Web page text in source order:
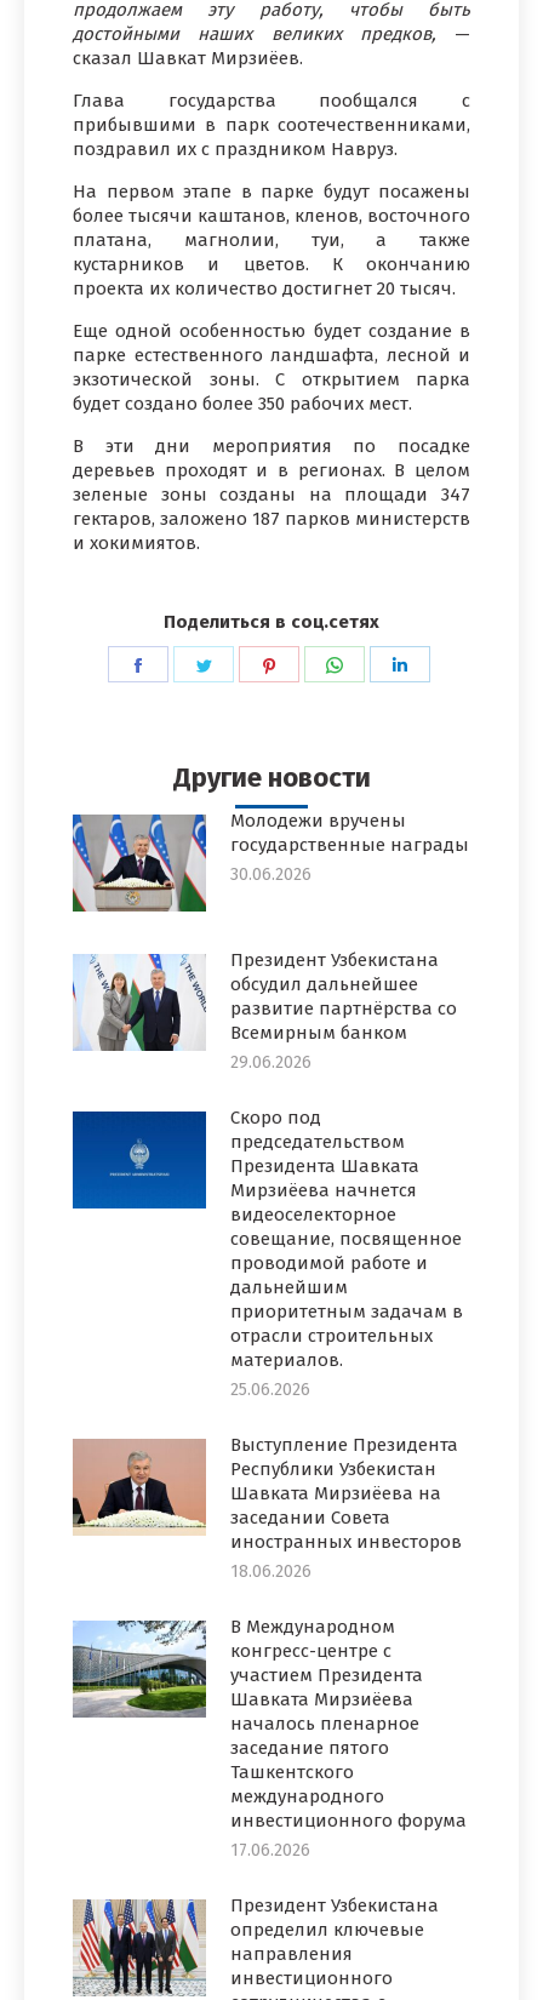
продолжаем эту работу, чтобы быть
достойными наших великих предков, —
сказал Шавкат Мирзиёев.
Глава государства пообщался с
прибывшими в парк соотечественниками,
поздравил их с праздником Навруз.
На первом этапе в парке будут посажены
более тысячи каштанов, кленов, восточного
платана, магнолии, туи, а также
кустарников и цветов. К окончанию
проекта их количество достигнет 20 тысяч.
Еще одной особенностью будет создание в
парке естественного ландшафта, лесной и
экзотической зоны. С открытием парка
будет создано более 350 рабочих мест.
В эти дни мероприятия по посадке
деревьев проходят и в регионах. В целом
зеленые зоны созданы на площади 347
гектаров, заложено 187 парков министерств
и хокимиятов.
Поделиться в соц.сетях
ПоделитьсяПоделитьсяПоделитьсяПоделиться
Другие новости
Молодежи вручены
государственные награды
30.06.2026
Президент Узбекистана
обсудил дальнейшее
развитие партнёрства со
Всемирным банком
29.06.2026
Скоро под
председательством
Президента Шавката
Мирзиёева начнется
видеоселекторное
совещание, посвященное
проводимой работе и
дальнейшим
приоритетным задачам в
отрасли строительных
материалов.
25.06.2026
Выступление Президента
Республики Узбекистан
Шавката Мирзиёева на
заседании Совета
иностранных инвесторов
18.06.2026
В Международном
конгресс-центре с
участием Президента
Шавката Мирзиёева
началось пленарное
заседание пятого
Ташкентского
международного
инвестиционного форума
17.06.2026
Президент Узбекистана
определил ключевые
направления
инвестиционного